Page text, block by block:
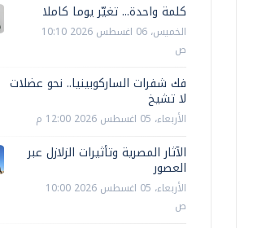
كلمة واحدة... تغيّر يوما كاملا
الخميس، 06 اغسطس 2026 10:10
ص
فك شفرات الساركوبينيا.. نحو عضلات
لا تشيخ
الأربعاء، 05 اغسطس 2026 12:00 م
الآثار المصرية وتأثيرات الزلازل عبر
العصور
الأربعاء، 05 اغسطس 2026 10:00
ص